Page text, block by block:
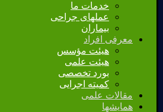
خدمات ما
عملهای جراحی
بیماران
معرفی افراد
هیئت مؤسس
هیئت علمی
بورد تخصصی
کمیته اجرایی
مقالات علمی
همایشها